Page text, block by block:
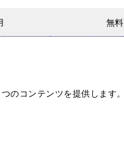
無料
のコンテンツを提供します。